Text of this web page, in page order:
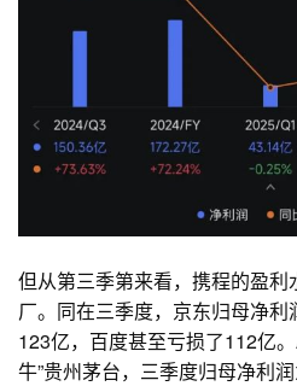
但从第三季第来看，携程的盈
厂。同在三季度，京东归母净
123亿，百度甚至亏损了112亿
牛”贵州茅台，三季度归母净利